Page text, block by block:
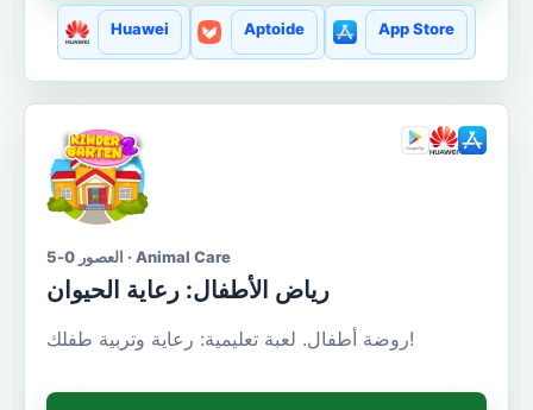
Huawei Aptoide App Store
العصور 0-5 · Animal Care
رياض الأطفال: رعاية الحيوان
روضة أطفال. لعبة تعليمية: رعاية وتربية طفلك!